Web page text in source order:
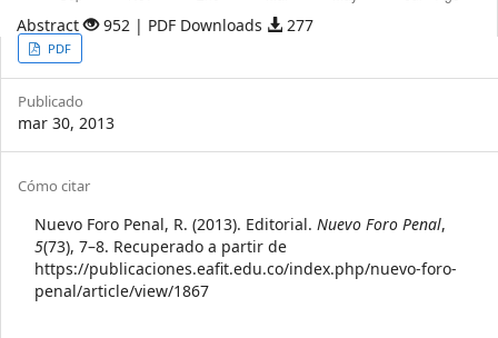
Abstract 952 | PDF Downloads 277
Article
Sidebar
PDF
Publicado
mar 30, 2013
Article
Details
Cómo citar
Nuevo Foro Penal, R. (2013). Editorial. Nuevo Foro Penal,
5(73), 7–8. Recuperado a partir de
https://publicaciones.eafit.edu.co/index.php/nuevo-foro-
penal/article/view/1867